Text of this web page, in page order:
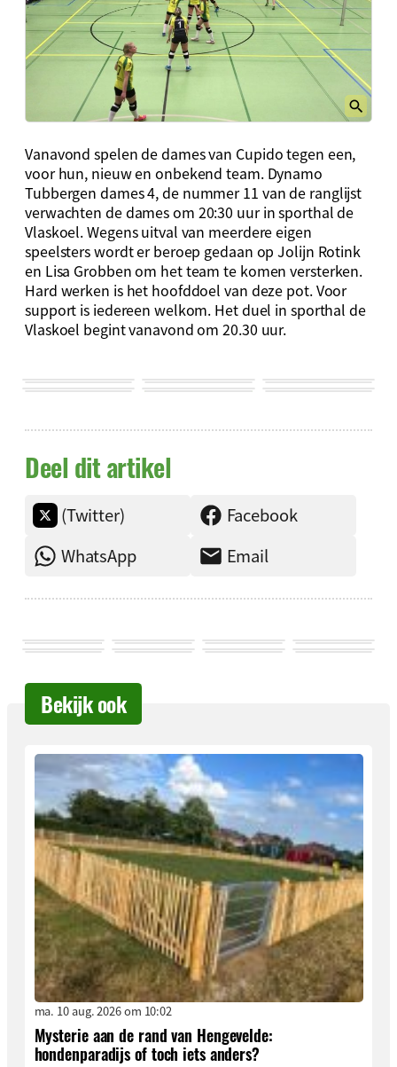
Vanavond spelen de dames van Cupido tegen een,
voor hun, nieuw en onbekend team. Dynamo
Tubbergen dames 4, de nummer 11 van de ranglijst
verwachten de dames om 20:30 uur in sporthal de
Vlaskoel. Wegens uitval van meerdere eigen
speelsters wordt er beroep gedaan op Jolijn Rotink
en Lisa Grobben om het team te komen versterken.
Hard werken is het hoofddoel van deze pot. Voor
support is iedereen welkom. Het duel in sporthal de
Vlaskoel begint vanavond om 20.30 uur.
Deel dit artikel
(Twitter)
Facebook
WhatsApp
Email
Bekijk ook
ma. 10 aug. 2026 om 10:02
Mysterie aan de rand van Hengevelde:
hondenparadijs of toch iets anders?